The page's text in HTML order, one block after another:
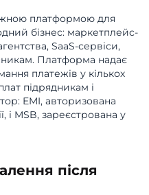
платформою для
бізнес: маркетплейс-
SaaS-сервіси,
Платформа надає
платежів у кількох
підрядникам і
EMI, авторизована
і MSB, зареєстрована у
після